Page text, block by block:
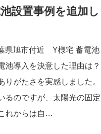
設置事例を追加し
県旭市付近 Y様宅 蓄電池
池導入を決意した理由は？
りがたさを実感しました。
るのですが、太陽光の固定
れからは自…